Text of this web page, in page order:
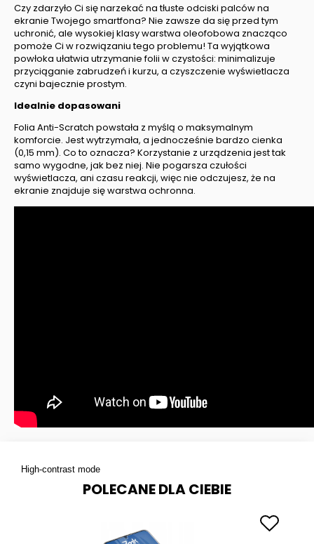
Czy zdarzyło Ci się narzekać na tłuste odciski palców na
ekranie Twojego smartfona? Nie zawsze da się przed tym
uchronić, ale wysokiej klasy warstwa oleofobowa znacząco
pomoże Ci w rozwiązaniu tego problemu! Ta wyjątkowa
powłoka ułatwia utrzymanie folii w czystości: minimalizuje
przyciąganie zabrudzeń i kurzu, a czyszczenie wyświetlacza
czyni bajecznie prostym.
Idealnie dopasowani
Folia Anti-Scratch powstała z myślą o maksymalnym
komforcie. Jest wytrzymała, a jednocześnie bardzo cienka
(0,15 mm). Co to oznacza? Korzystanie z urządzenia jest tak
samo wygodne, jak bez niej. Nie pogarsza czułości
wyświetlacza, ani czasu reakcji, więc nie odczujesz, że na
ekranie znajduje się warstwa ochronna.
High-contrast mode
POLECANE DLA CIEBIE